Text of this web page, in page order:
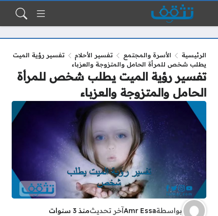
الرئيسية الأسرة والمجتمع تفسير الأحلام
تفسير رؤية الميت
يطلب شخص للمرأة الحامل والمتزوجة والعزباء
تفسير رؤية الميت يطلب شخص للمرأة
الحامل والمتزوجة والعزباء
بواسطةAmr Essaآخر تحديثمنذ 3 سنوات